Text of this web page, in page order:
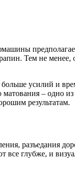
Тем не
усилий и
матования – одно
результатам.
разъедания
глубже, и